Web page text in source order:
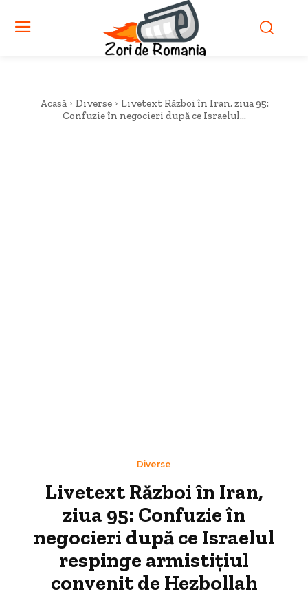
Acasă Diverse
Livetext Război în Iran, ziua 95:
Confuzie în negocieri după ce Israelul...
Diverse
Livetext Război în Iran,
ziua 95: Confuzie în
negocieri după ce Israelul
respinge armistițiul
convenit de Hezbollah